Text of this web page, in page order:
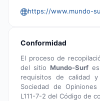
https://www.mundo-
Conformidad
El proceso de
del sitioMundo-Surf
requisitos de calidad
Sociedad de
L111-7-2 del Código de